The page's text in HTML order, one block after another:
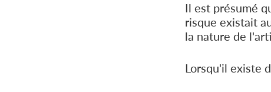
Il est présumé
risque existait
la nature de
Lorsqu'il existe